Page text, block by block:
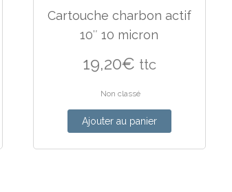
Cartouche charbon actif
10″ 10 micron
19,20€ ttc
Non classé
Ajouter au panier